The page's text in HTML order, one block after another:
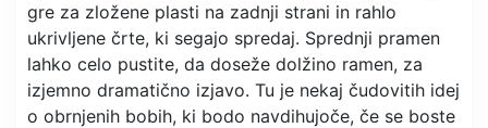
gre za zložene plasti na zadnji strani in rahlo
ukrivljene črte, ki segajo spredaj. Sprednji pramen
lahko celo pustite, da doseže dolžino ramen, za
izjemno dramatično izjavo. Tu je nekaj čudovitih idej
o obrnjenih bobih, ki bodo navdihujoče, če se boste